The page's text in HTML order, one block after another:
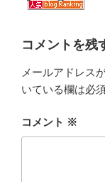
コメントを残
メールアドレス
いている欄は必
コメント ※